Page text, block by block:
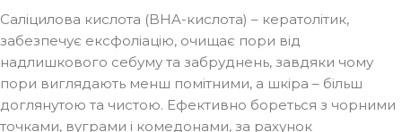
Саліцилова кислота (BHA-кислота) – кератолітик,
забезпечує ексфоліацію, очищає пори від
надлишкового себуму та забруднень, завдяки чому
пори виглядають менш помітними, а шкіра – більш
доглянутою та чистою. Ефективно бореться з чорними
точками, вуграми і комедонами, за рахунок